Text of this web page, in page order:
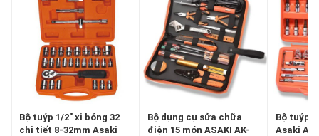
Bộ tuýp 1/2" xi bóng 32
chi tiết 8-32mm Asaki
Bộ dụng cụ sửa chữa
điện 15 món ASAKI AK-
Bộ tuýp
Asaki